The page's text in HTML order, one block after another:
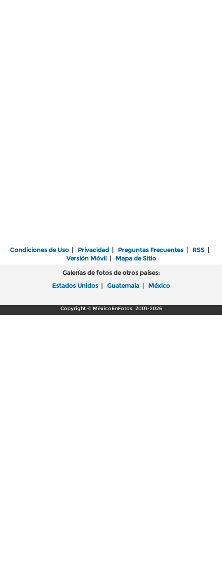
Condiciones de Uso | Privacidad | Preguntas Frecuentes | RSS |
Versión Móvil| Mapa de Sitio
Galerías de fotos de otros países:
Estados Unidos | Guatemala | México
Copyright © MéxicoEnFotos, 2001-2026